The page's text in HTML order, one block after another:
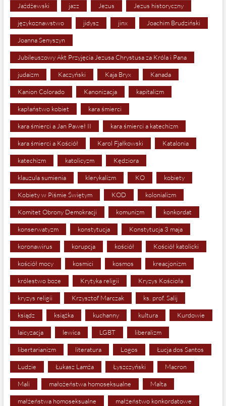
Jażdżewski jazz Jezus Jezus historyczny
językoznawstwo jidysz jinx Joachim Brudziński
Joanna Senyszyn
Jubileuszowy Akt Przyjęcia Jezusa Chrystusa za Króla i Pana
judaizm Kaczyński Kaja Bryx Kanada
Kanion Colorado Kanonizacja kapitalizm
kapłaństwo kobiet kara śmierci
kara śmierci a Jan Paweł II kara śmierci a katechizm
kara śmierci a Kościół Karol Fjałkowski Katalonia
katechizm katolicyzm Kędziora
klauzula sumienia klerykalizm KO kobiety
Kobiety w Piśmie Świętym KOD kolonializm
Komitet Obrony Demokracji komunizm konkordat
konserwatyzm konstytucja Konstytucja 3 maja
koronawirus korupcja kościół Kościół katolicki
kościół mocy kosmici kosmos kreacjonizm
królestwo boze Krytyka religii Kryzys Kościoła
kryzys religii Krzysztof Marczak ks. prof. Salij
ksiądz książka kuchanny kultura Kurdowie
laicyzacja lewica LGBT liberalizm
libertarianizm literatura Logos Łucja dos Santos
Ludzie Łukasz Lamża Łyszczyński Macron
Mali małożeństwa homoseksualne Malta
małżeństwa homoseksualne małżeństwo konkordatowe